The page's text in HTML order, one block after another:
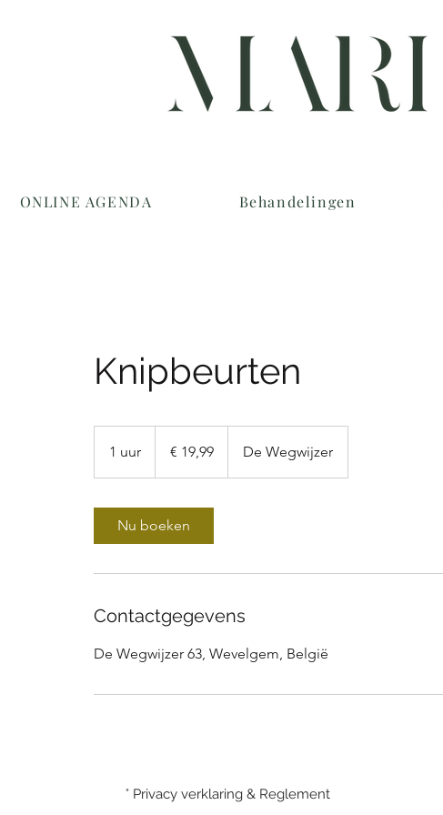
ONLINE AGENDA Behandelingen
Knipbeurten
1 uur
u
€ 19,99 De Wegwijzer
Nu boeken
Contactgegevens
De Wegwijzer 63, Wevelgem, België
° Privacy verklaring & Reglement